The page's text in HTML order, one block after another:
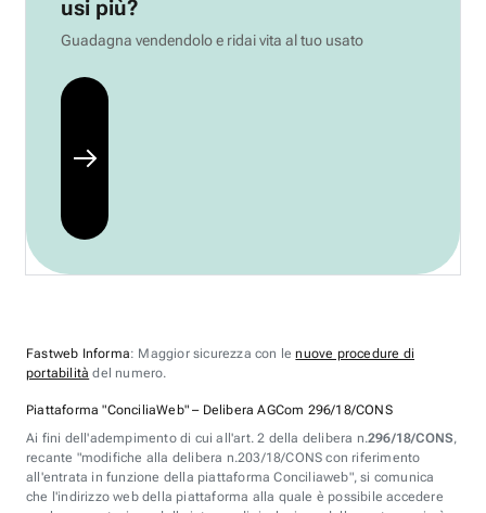
usi più?
Guadagna vendendolo e ridai vita al tuo usato
Fastweb Informa: Maggior sicurezza con lenuove procedure di
portabilità del numero.
Piattaforma "ConciliaWeb" – Delibera AGCom 296/18/CONS
Ai fini dell'adempimento di cui all'art. 2 della delibera n.296/18/CONS,
recante "modifiche alla delibera n.203/18/CONS con riferimento
all'entrata in funzione della piattaforma Conciliaweb", si comunica
che l'indirizzo web della piattaforma alla quale è possibile accedere